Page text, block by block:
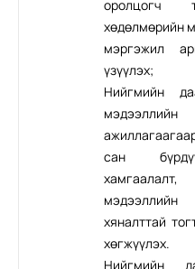
оролцогч
хөдөлмөрийн
мэргэжил
үзүүлэх;
Нийгмийн
сан
хяналттай
хөгжүүлэх.
Нийгмийн